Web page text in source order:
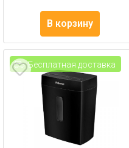
В корзину
Бесплатная доставка